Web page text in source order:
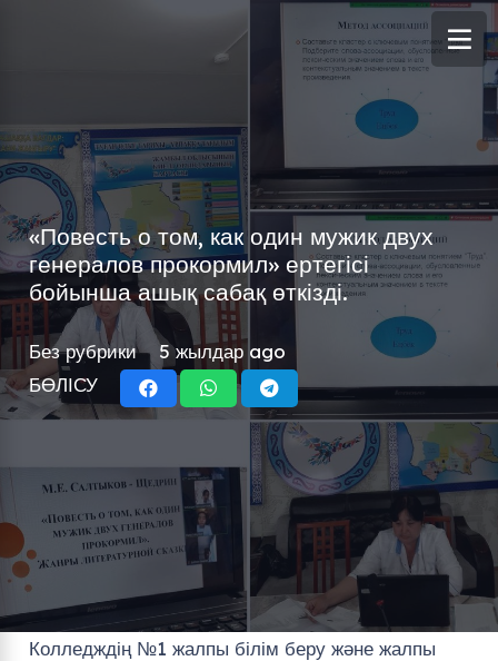
«Повесть о том, как один мужик двух
генералов прокормил» ертегісі
бойынша ашық сабақ өткізді.
Без рубрики
5 жылдар ago
БӨЛІСУ
Колледждің №1 жалпы білім беру және жалпы